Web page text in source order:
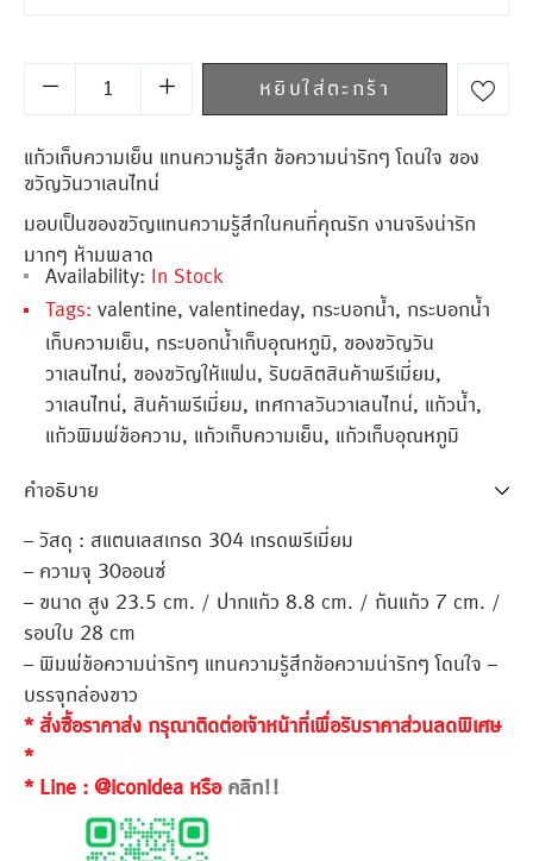
หยิบใส่ตะกร้า
แก้วเก็บความเย็น แทนความรู้สึก ข้อความน่ารักๆ โดนใจ ของ
ขวัญวันวาเลนไทน์
มอบเป็นของขวัญเเทนความรู้สึกในคนที่คุณรัก งานจริงน่ารัก
มากๆ ห้ามพลาด
Availability: In Stock
Tags: valentine, valentineday, กระบอกน้ำ, กระบอกน้ำ
เก็บความเย็น, กระบอกน้ำเก็บอุณหภูมิ, ของขวัญวัน
วาเลนไทน์, ของขวัญให้แฟน, รับผลิตสินค้าพรีเมี่ยม,
วาเลนไทน์, สินค้าพรีเมี่ยม, เทศกาลวันวาเลนไทน์, แก้วน้ำ,
แก้วพิมพ์ข้อความ, แก้วเก็บความเย็น, แก้วเก็บอุณหภูมิ
คำอธิบาย
– วัสดุ : สแตนเลสเกรด 304 เกรดพรีเมี่ยม
– ความจุ 30ออนซ์
– ขนาด สูง 23.5 cm. / ปากแก้ว 8.8 cm. / ก้นแก้ว 7 cm. /
รอบใบ 28 cm
– พิมพ์ข้อความน่ารักๆ แทนความรู้สึกข้อความน่ารักๆ โดนใจ –
บรรจุกล่องขาว
* สั่งซื้อราคาส่ง กรุณาติดต่อเจ้าหน้าที่เพื่อรับราคาส่วนลดพิเศษ
*
* Line : @iconidea หรือคลิก!!